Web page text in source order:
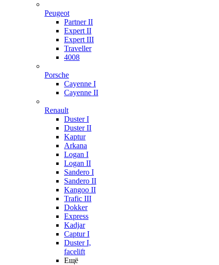
Peugeot
Partner II
Expert II
Expert III
Traveller
4008
Porsche
Cayenne I
Cayenne II
Renault
Duster I
Duster II
Kaptur
Arkana
Logan I
Logan II
Sandero I
Sandero II
Kangoo II
Trafic III
Dokker
Express
Kadjar
Captur I
Duster I,
facelift
Ещё